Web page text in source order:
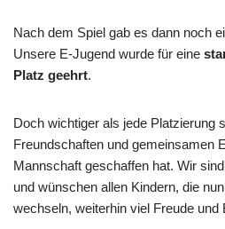
Nach dem Spiel gab es dann noch
Unsere E-Jugend wurde für eine
Platz geehrt.
Doch wichtiger als jede Platzierung
Freundschaften und gemeinsamen
Mannschaft geschaffen hat. Wir
und wünschen allen Kindern, die
wechseln, weiterhin viel Freude und